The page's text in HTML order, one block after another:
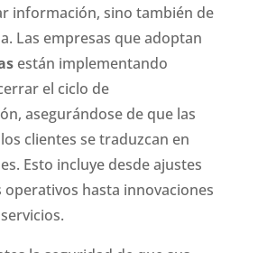
información, sino también de
Las empresas que adoptan
están implementando
el ciclo de
asegurándose de que las
clientes se traduzcan en
Esto incluye desde ajustes
operativos hasta innovaciones